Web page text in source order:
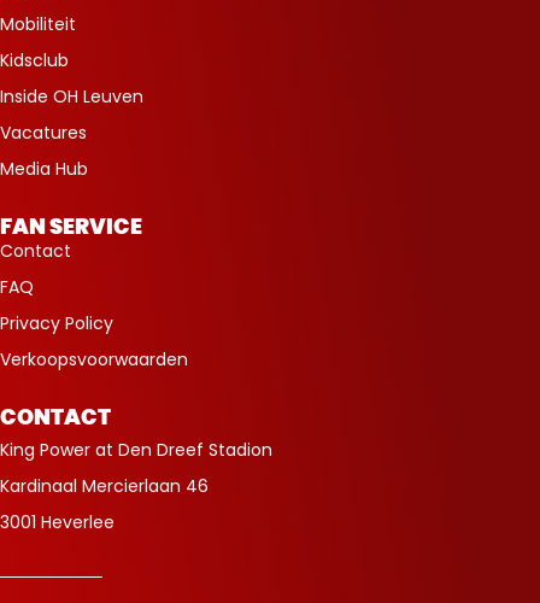
Mobiliteit
Kidsclub
Inside OH Leuven
Vacatures
Media Hub
FAN SERVICE
Contact
FAQ
Privacy Policy
Verkoopsvoorwaarden
CONTACT
King Power at Den Dreef Stadion
Kardinaal Mercierlaan 46
3001 Heverlee